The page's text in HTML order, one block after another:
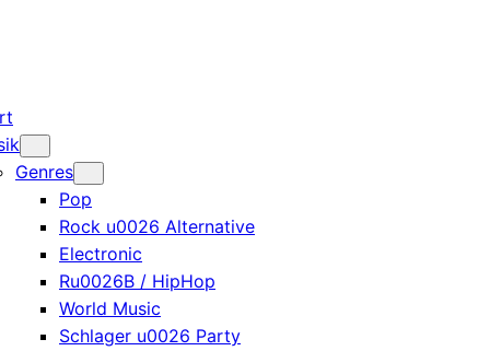
Genres
Pop
Rock u0026 Alternative
Electronic
Ru0026B / HipHop
World Music
Schlager u0026 Party